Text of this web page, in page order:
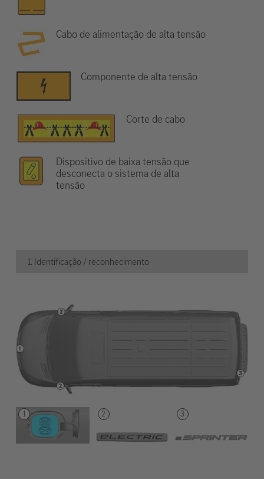
Cabo de alimentação de alta tensão
Componente de alta tensão
Corte de cabo
Dispositivo de baixa tensão que
desconecta o sistema de alta
tensão
1. Identificação / reconhecimento